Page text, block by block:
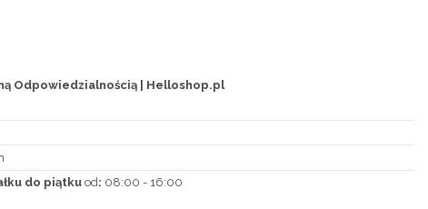
Odpowiedzialnością | Helloshop.pl
do piątkuod: 08:00 - 16:00